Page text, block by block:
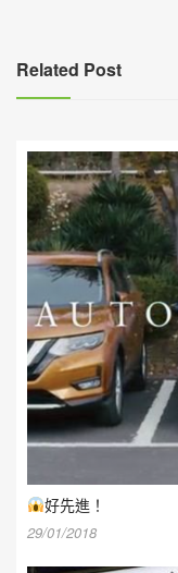
Related Post
好先進！
29/01/2018